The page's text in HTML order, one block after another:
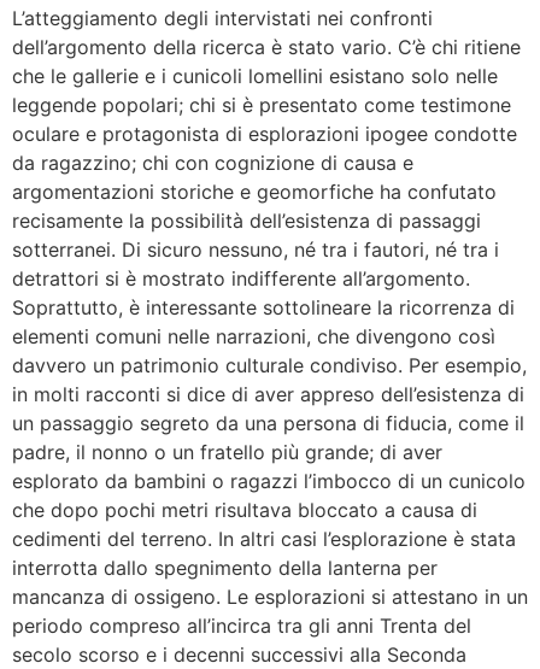
L’atteggiamento degli intervistati nei confronti
dell’argomento della ricerca è stato vario. C’è chi ritiene
che le gallerie e i cunicoli lomellini esistano solo nelle
leggende popolari; chi si è presentato come testimone
oculare e protagonista di esplorazioni ipogee condotte
da ragazzino; chi con cognizione di causa e
argomentazioni storiche e geomorfiche ha confutato
recisamente la possibilità dell’esistenza di passaggi
sotterranei. Di sicuro nessuno, né tra i fautori, né tra i
detrattori si è mostrato indifferente all’argomento.
Soprattutto, è interessante sottolineare la ricorrenza di
elementi comuni nelle narrazioni, che divengono così
davvero un patrimonio culturale condiviso. Per esempio,
in molti racconti si dice di aver appreso dell’esistenza di
un passaggio segreto da una persona di fiducia, come il
padre, il nonno o un fratello più grande; di aver
esplorato da bambini o ragazzi l’imbocco di un cunicolo
che dopo pochi metri risultava bloccato a causa di
cedimenti del terreno. In altri casi l’esplorazione è stata
interrotta dallo spegnimento della lanterna per
mancanza di ossigeno. Le esplorazioni si attestano in un
periodo compreso all’incirca tra gli anni Trenta del
secolo scorso e i decenni successivi alla Seconda